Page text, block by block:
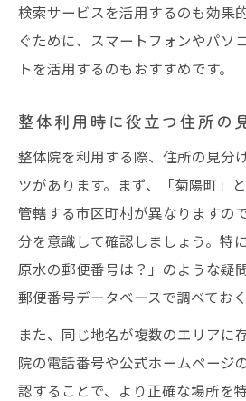
検索サービスを活用するのも効果
ぐために、スマートフォンやパソ
トを活用するのもおすすめです。
整体利用時に役立つ住所の
整体院を利用する際、住所の見分
ツがあります。まず、「菊陽町」
管轄する市区町村が異なりますの
分を意識して確認しましょう。特
原水の郵便番号は？」のような疑
郵便番号データベースで調べておく
また、同じ地名が複数のエリアに
院の電話番号や公式ホームページ
認することで、より正確な場所を